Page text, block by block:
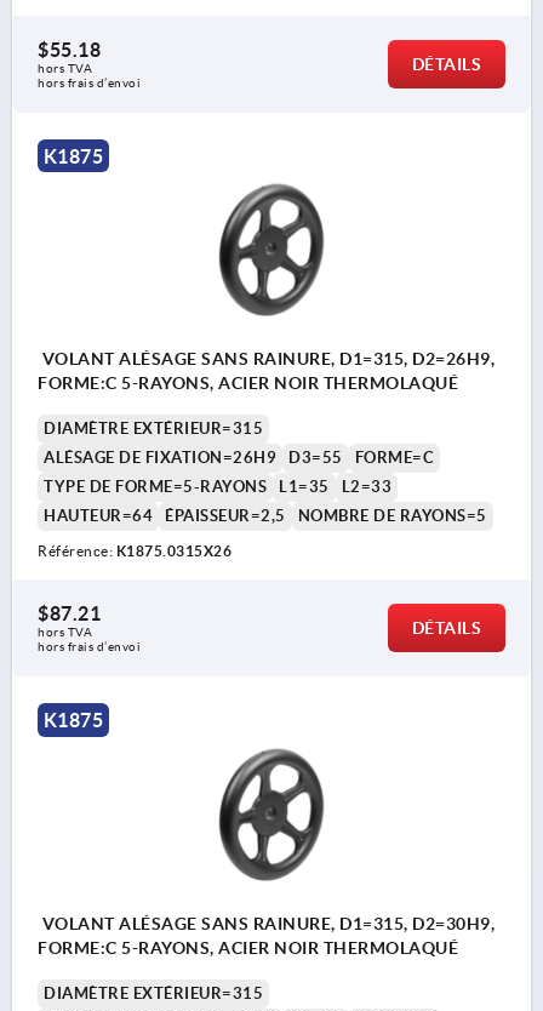
$55.18
hors TVA
hors frais d’envoi
DÉTAILS
K1875
VOLANT ALÉSAGE SANS RAINURE, D1=315, D2=26H9,
FORME:C 5-RAYONS, ACIER NOIR THERMOLAQUÉ
DIAMÈTRE EXTÉRIEUR=315
ALÉSAGE DE FIXATION=26H9
D3=55
FORME=C
TYPE DE FORME=5-RAYONS
L1=35
L2=33
HAUTEUR=64
ÉPAISSEUR=2,5 NOMBRE DE RAYONS=5
Référence: K1875.0315X26
$87.21
hors TVA
hors frais d’envoi
DÉTAILS
K1875
VOLANT ALÉSAGE SANS RAINURE, D1=315, D2=30H9,
FORME:C 5-RAYONS, ACIER NOIR THERMOLAQUÉ
DIAMÈTRE EXTÉRIEUR=315